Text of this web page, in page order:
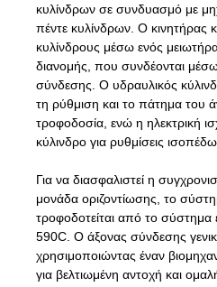
κυλίνδρων σε συνδυασμό με
πέντε κυλίνδρων. Ο κινητήρας
κυλίνδρους μέσω ενός
διανομής, που συνδέονται
σύνδεσης. Ο υδραυλικός
τη ρύθμιση και το πάτημα του
τροφοδοσία, ενώ η ηλεκτρική
κύλινδρο για ρυθμίσεις
Για να διασφαλιστεί η
μονάδα οριζοντίωσης, το
τροφοδοτείται από το σύστημα
590C. Ο άξονας σύνδεσης
χρησιμοποιώντας έναν
για βελτιωμένη αντοχή και